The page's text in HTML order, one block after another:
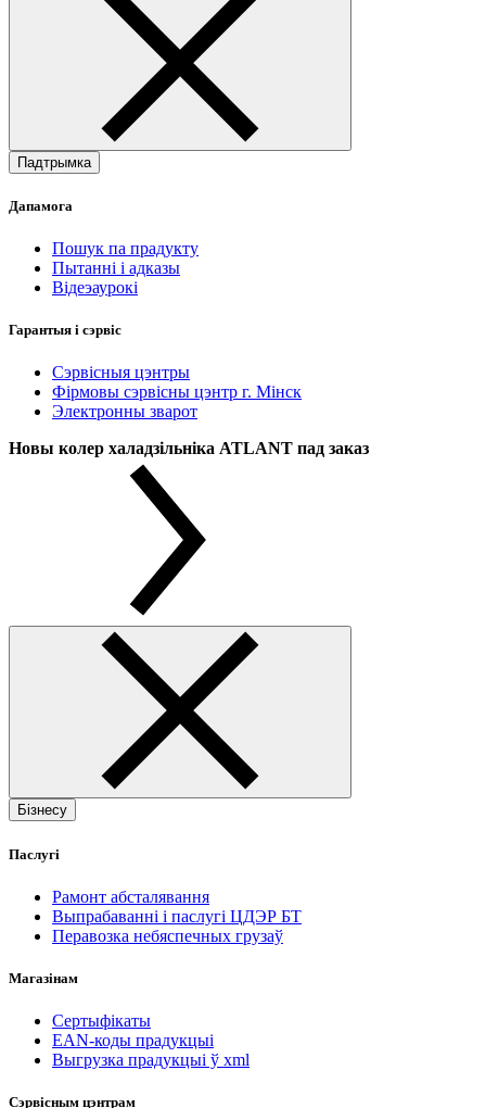
Падтрымка
Дапамога
Пошук па прадукту
Пытанні і адказы
Відеэаурокі
Гарантыя і сэрвіс
Сэрвісныя цэнтры
Фірмовы сэрвісны цэнтр г. Мінск
Электронны зварот
Новы колер халадзільніка ATLANT пад заказ
Бізнесу
Паслугі
Рамонт абсталявання
Выпрабаванні і паслугі ЦДЭР БТ
Перавозка небяспечных грузаў
Магазінам
Сертыфікаты
EAN-коды прадукцыі
Выгрузка прадукцыі ў xml
Сэрвісным цэнтрам